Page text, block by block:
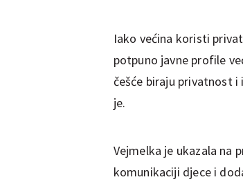
Iako većina koristi
potpuno javne profile
češće biraju privatnost
je.
Vejmelka je ukazala na
komunikaciji djece i